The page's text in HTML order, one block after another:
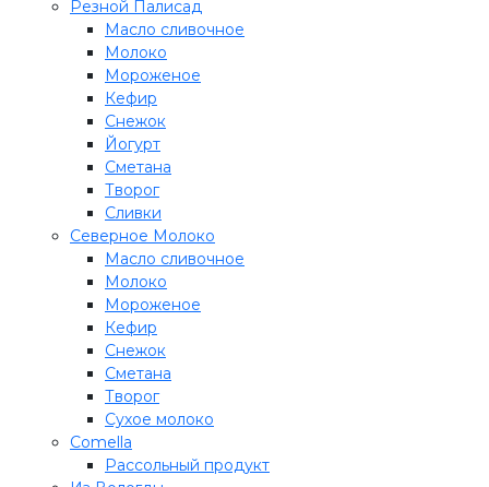
Резной Палисад
Масло сливочное
Молоко
Мороженое
Кефир
Снежок
Йогурт
Сметана
Творог
Сливки
Северное Молоко
Масло сливочное
Молоко
Мороженое
Кефир
Снежок
Сметана
Творог
Сухое молоко
Comеlla
Рассольный продукт